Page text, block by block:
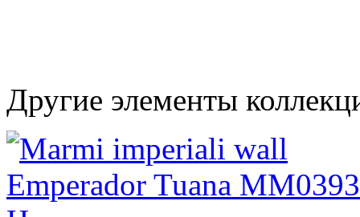
Другие элементы